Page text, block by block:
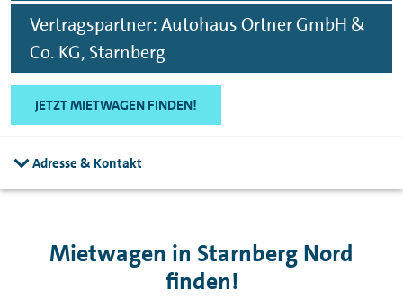
Vertragspartner: Autohaus Ortner GmbH &
Co. KG, Starnberg
JETZT MIETWAGEN FINDEN!
Adresse & Kontakt
Mietwagen in Starnberg Nord
finden!